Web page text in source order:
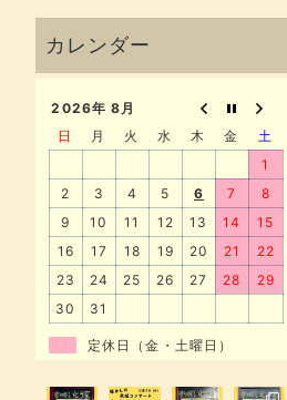
2026年 8月
日
月 火 水 木 金
土
1
2
3 4 5 6 7
8
9
10 11 12 13 14
15
16
17 18 19 20 21
22
23
24 25 26 27 28
29
30
31
定休日（金・土曜日）